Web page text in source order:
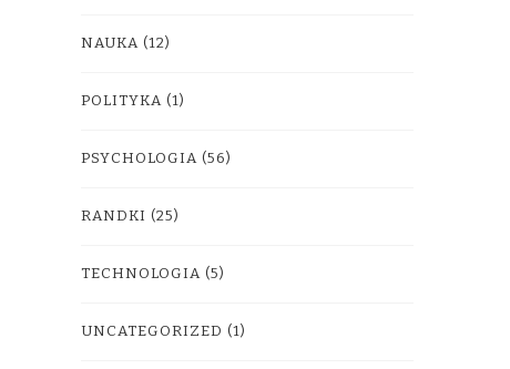
NAUKA (12)
POLITYKA (1)
PSYCHOLOGIA (56)
RANDKI (25)
TECHNOLOGIA (5)
UNCATEGORIZED (1)